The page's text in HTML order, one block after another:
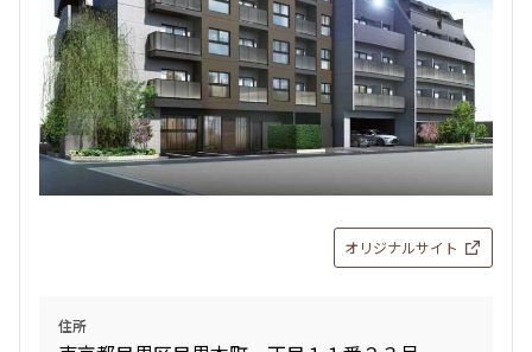
賃料
〜
管理費/共益費含む
礼金なし
敷金なし
間取り
オリジナルサイト
住所